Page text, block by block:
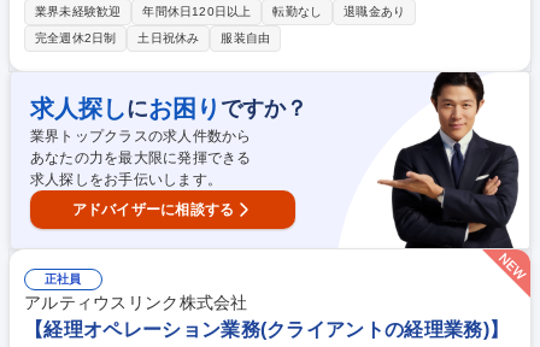
つ各種業務を担っていただきます。まずは、財務に関する業務、IR・開示
に関する業務、FP&A（予実管理）や管理会計業務 など幅広く携わってい
ただきます。将来的には以下の業務もお任せしたいと考えています。 ・各
事業部から上がってくる財務数値、KPI等の取りまとめ及び分析を事業部
とともに行う ・資金管理及び受送金の手配等コントローラーとしての役割
・資金調達及び資金運用業務 ・M&Aに関わる諸業務 ・財務・会計の専門
知識を活かし、事業分析や投資判断の材料となる資料作成 募集職種 財務
経理部財務課 課長／東証プライム上場企業／フレックス制・在宅勤務あり
業界未経験歓迎 年間休日120日以上 転勤なし
退職金あり
完全週休2日制
土日祝休み 服装自由
求人探しにお困り ですか？
業界トップクラスの求人件数から
あなたの力を最大限に発揮できる
求人探しをお手伝いします。
アドバイザーに相談する
正社員
アルティウスリンク株式会社
【経理オペレーション業務(クライアントの経理業務)】